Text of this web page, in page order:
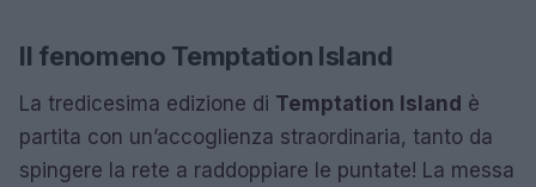
Il fenomeno Temptation Island
La tredicesima edizione di Temptation Island è
partita con un’accoglienza straordinaria, tanto da
spingere la rete a raddoppiare le puntate! La messa